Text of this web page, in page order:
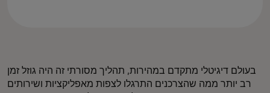
בעולם דיגיטלי מתקדם במהירות, תהליך מסורתי זה היה גוזל זמן
רב יותר ממה שהצרכנים התרגלו לצפות מאפליקציות ושירותים